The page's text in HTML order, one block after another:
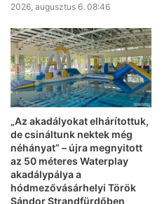
2026, augusztus 6. 08:46
„Az akadályokat elhárítottuk,
de csináltunk nektek még
néhányat” – újra megnyitott
az 50 méteres Waterplay
akadálypálya a
hódmezővásárhelyi Török
Sándor Strandfürdőben